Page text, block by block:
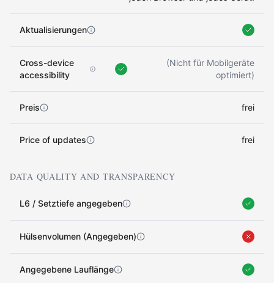
Aktualisierungen
Cross-device
accessibility
(Nicht für Mobilgeräte
optimiert)
Preis frei
Price of updates frei
DATA QUALITY AND TRANSPARENCY
L6 / Setztiefe angegeben
Hülsenvolumen (Angegeben)
Angegebene Lauflänge